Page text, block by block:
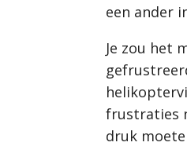
een ander
Je zou het
frustraties
druk